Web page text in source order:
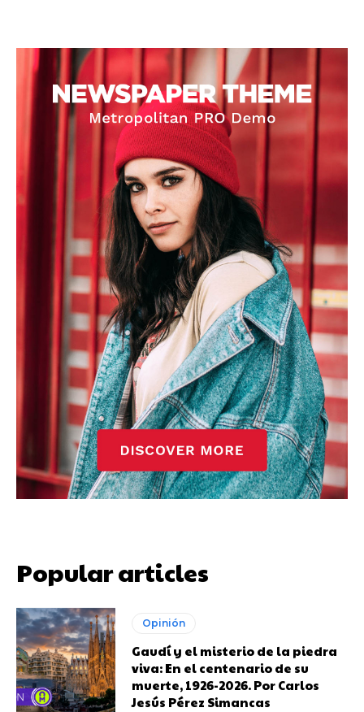
Popular articles
Opinión
Gaudí y el misterio de la piedra
viva: En el centenario de su
muerte, 1926-2026. Por Carlos
Jesús Pérez Simancas